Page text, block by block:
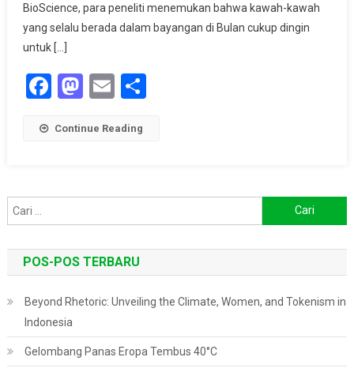
Bulan
BioScience, para peneliti menemukan bahwa kawah-kawah
yang selalu berada dalam bayangan di Bulan cukup dingin
untuk […]
Facebook
Mastodon
EmailShare
Continue Reading
untuk:
POS-POS TERBARU
Beyond Rhetoric: Unveiling the Climate, Women, and Tokenism in
Indonesia
Gelombang Panas Eropa Tembus 40°C